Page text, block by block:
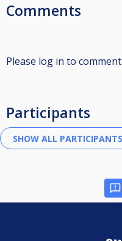
Comments
Please log in to comment
Participants